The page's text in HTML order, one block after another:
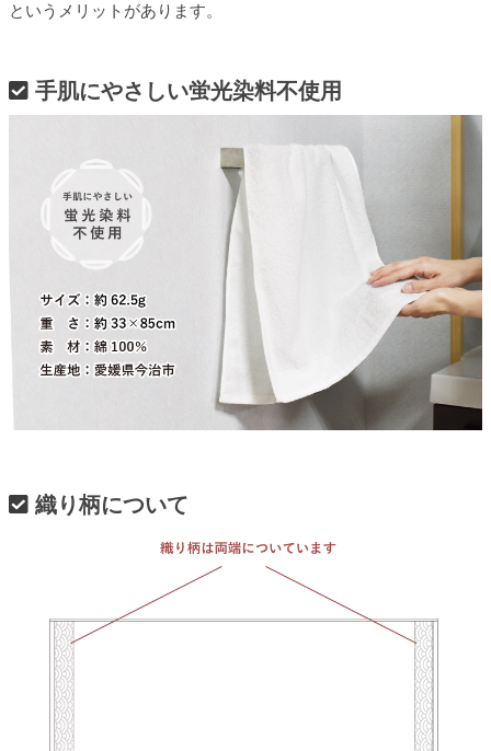
というメリットがあります。
手肌にやさしい蛍光染料不使用
織り柄について